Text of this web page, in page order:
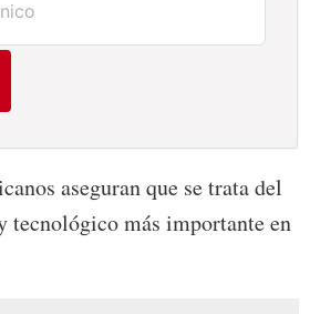
aseguran que se trata del
tecnológico más importante en